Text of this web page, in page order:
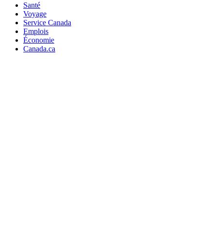
Santé
Voyage
Service Canada
Emplois
Économie
Canada.ca